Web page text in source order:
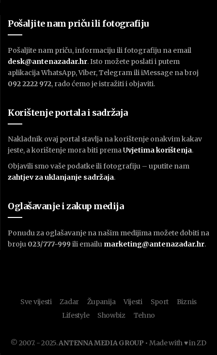
Pošaljite nam priču ili fotografiju
Pošaljite nam priču, informaciju ili fotografiju na email
desk@antenazadar.hr. Isto možete poslati i putem
aplikacija WhatsApp, Viber, Telegram ili iMessage na broj
092 2222 972, rado ćemo je istražiti i objaviti.
Korištenje portala i sadržaja
Nakladnik ovaj portal stavlja na korištenje onakvim kakav
jeste, a korištenje mora biti premaUvjetima korištenja.
Objavili smo vaše podatke ili fotografiju – uputite nam
zahtjev za uklanjanje sadržaja.
Oglašavanje i zakup medija
Ponudu za oglašavanje na našim medijima možete dobiti na
broju 023/777-999 ili emailu marketing@antenazadar.hr.
Sve vijesti Zadar Županija Vijesti Sport
Biznis
Lifestyle
Showbiz Tehno
© 2007. - 2025.ANTENNA MEDIA GROUP • Made with ♥ in ZD